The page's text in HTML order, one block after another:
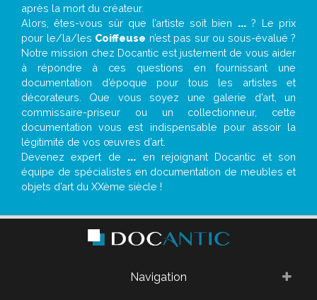
après la mort du créateur.
Alors, êtes-vous sûr que l’artiste soit bien ...? Le prix
pour le/la/les Coiffeuse n’est pas sur ou sous-évalué ?
Notre mission chez Docantic est justement de vous aider
à répondre à ces questions en fournissant une
documentation d’époque pour tous les artistes et
décorateurs. Que vous soyez une galerie d’art, un
commissaire-priseur ou un collectionneur, cette
documentation vous est indispensable pour assoir la
légitimité de vos œuvres d’art.
Devenez expert de ... en rejoignant Docantic et son
équipe de spécialistes en documentation de meubles et
objets d’art du XXème siècle !
Navigation